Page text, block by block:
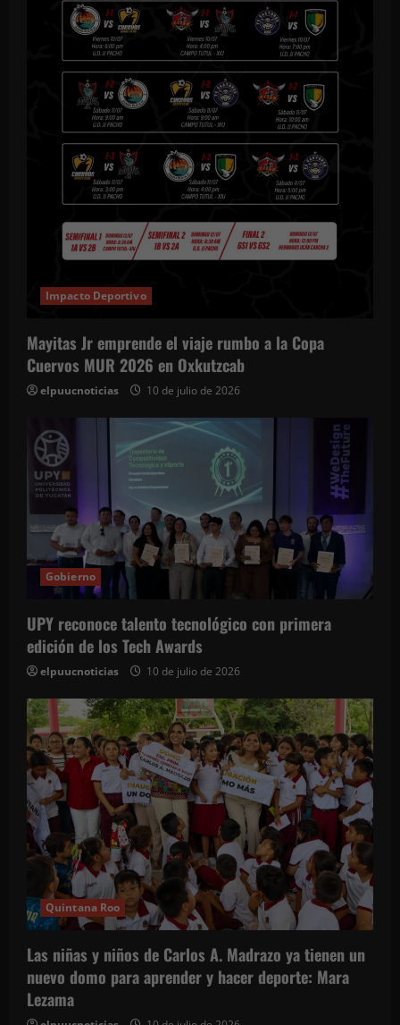
Impacto Deportivo
Mayitas Jr emprende el viaje rumbo a la Copa
Cuervos MUR 2026 en Oxkutzcab
elpuucnoticias 10 de julio de 2026
Gobierno
UPY reconoce talento tecnológico con primera
edición de los Tech Awards
elpuucnoticias 10 de julio de 2026
Quintana Roo
Las niñas y niños de Carlos A. Madrazo ya tienen un
nuevo domo para aprender y hacer deporte: Mara
Lezama